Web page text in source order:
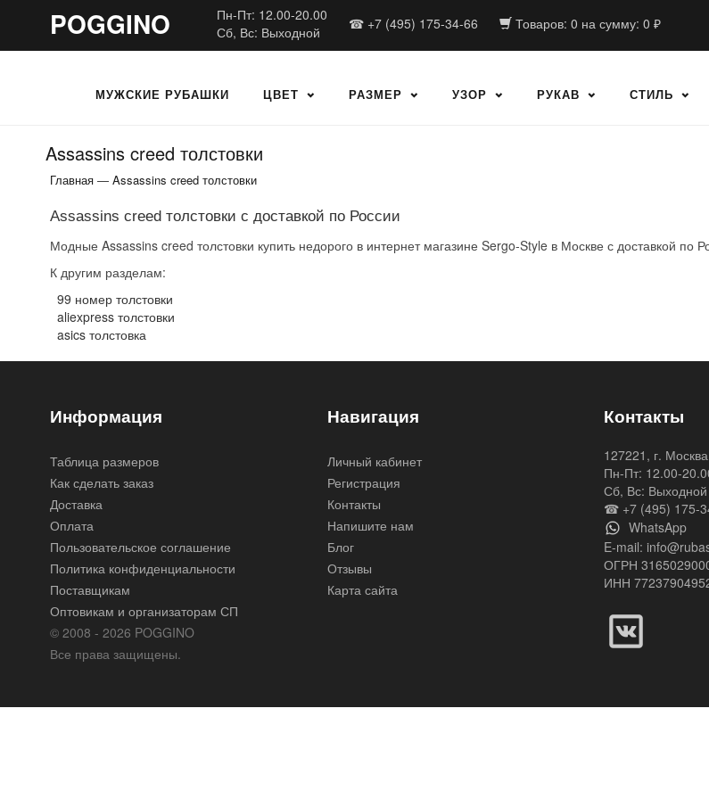
POGGINO
Пн-Пт: 12.00-20.00
Сб, Вс: Выходной
☎ +7 (495) 175-34-66 Товаров: 0 на сумму: 0 ₽
МУЖСКИЕ РУБАШКИ ЦВЕТ РАЗМЕР УЗОР РУКАВ СТИЛЬ
Assassins creed толстовки
Главная — Assassins creed толстовки
Assassins creed толстовки с доставкой по России
Модные Assassins creed толстовки купить недорого в интернет магазине Sergo-Style в Москве с доставкой по
К другим разделам:
99 номер толстовки
aliexpress толстовки
asics толстовка
Информация
Таблица размеров
Как сделать заказ
Доставка
Оплата
Пользовательское соглашение
Политика конфиденциальности
Поставщикам
Оптовикам и организаторам СП
© 2008 - 2026 POGGINO
Все права защищены.
Навигация
Личный кабинет
Регистрация
Контакты
Напишите нам
Блог
Отзывы
Карта сайта
Контакты
127221, г.
Пн-Пт: 12.00-
Сб, Вс: Выходной
☎ +7 (495) 175-
WhatsApp
E-mail:
ОГРН
ИНН